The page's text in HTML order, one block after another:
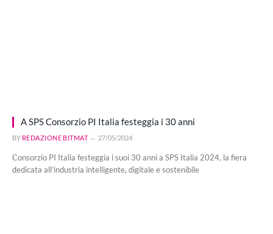
A SPS Consorzio PI Italia festeggia i 30 anni
BY REDAZIONE BITMAT 27/05/2024
Consorzio PI Italia festeggia i suoi 30 anni a SPS Italia 2024, la fiera
dedicata all’industria intelligente, digitale e sostenibile